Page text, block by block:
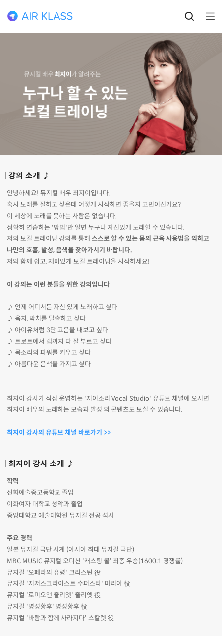
강의 소개 ♪
안녕하세요! 뮤지컬 배우 최지이입니다.
혹시 노래를 잘하고 싶은데 어떻게 시작하면 좋을지 고민이신가요?
이 세상에 노래를 못하는 사람은 없습니다.
정확히 연습하는 '방법'만 알면 누구나 자신있게 노래할 수 있습니다.
저의 보컬 트레이닝 강의를 통해 스스로 할 수 있는 몸의 근육 사용법을 익히고
나만의 호흡, 발성, 음색을 찾아가시기 바랍니다.
저와 함께 쉽고, 재미있게 보컬 트레이닝을 시작하세요!
이 강의는 이런 분들을 위한 강의입니다
♪ 언제 어디서든 자신 있게 노래하고 싶다
♪ 음치, 박치를 탈출하고 싶다
♪ 아이유처럼 3단 고음을 내보고 싶다
♪ 트로트에서 랩까지 다 잘 부르고 싶다
♪ 목소리의 파워를 키우고 싶다
♪ 아름다운 음색을 가지고 싶다
최지이 강사가 직접 운영하는 '지이소리 Vocal Studio' 유튜브 채널에 오시면
최지이 배우의 노래하는 모습과 발성 외 콘텐츠도 보실 수 있습니다.
최지이 강사의 유튜브 채널 바로가기 >>
최지이 강사 소개 ♪
학력
선화예술중고등학교 졸업
이화여자 대학교 성악과 졸업
중앙대학교 예술대학원 뮤지컬 전공 석사
주요 경력
일본 뮤지컬 극단 사계 (아시아 최대 뮤지컬 극단)
MBC MUSIC 뮤지컬 오디션 '캐스팅 콜' 최종 우승(1600:1 경쟁률)
뮤지컬 '오페라의 유령' 크리스틴 役
뮤지컬 '지저스크라이스트 수퍼스타' 마리아 役
뮤지컬 '로미오앤 줄리엣' 줄리엣 役
뮤지컬 '명성황후' 명성황후 役
뮤지컬 '바람과 함께 사라지다' 스칼렛 役